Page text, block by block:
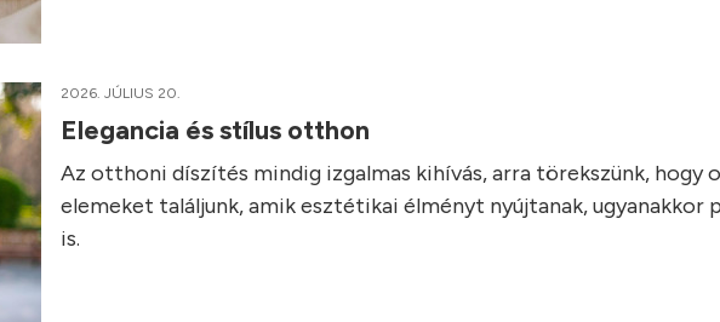
2026. JÚLIUS 20.
Elegancia és stílus otthon
Az otthoni díszítés mindig izgalmas kihívás, arra törekszünk, hogy
elemeket találjunk, amik esztétikai élményt nyújtanak, ugyanakkor
is.